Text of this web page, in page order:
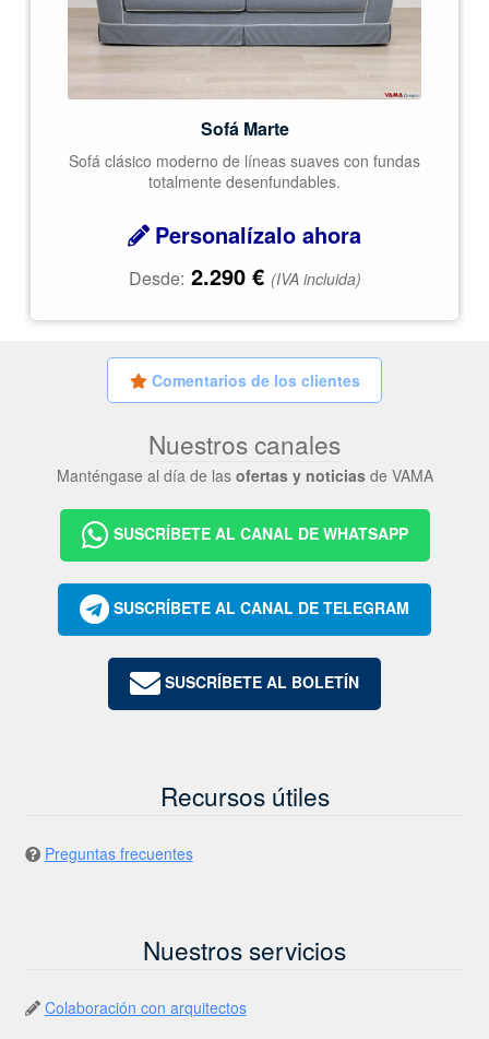
Sofá Marte
Sofá clásico moderno de líneas suaves con fundas
totalmente desenfundables.
Personalízalo ahora
Desde: 2.290 € (IVA incluida)
Comentarios de los clientes
Nuestros canales
Manténgase al día de las ofertas y noticiasde VAMA
SUSCRÍBETE AL CANAL DE WHATSAPP
SUSCRÍBETE AL CANAL DE TELEGRAM
SUSCRÍBETE AL BOLETÍN
Recursos útiles
Preguntas frecuentes
Nuestros servicios
Colaboración con arquitectos